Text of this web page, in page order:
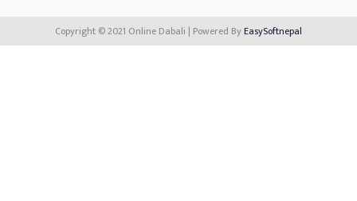
Copyright © 2021 Online Dabali | Powered ByEasySoftnepal